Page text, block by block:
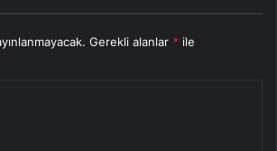
Gerekli alanlar * ile